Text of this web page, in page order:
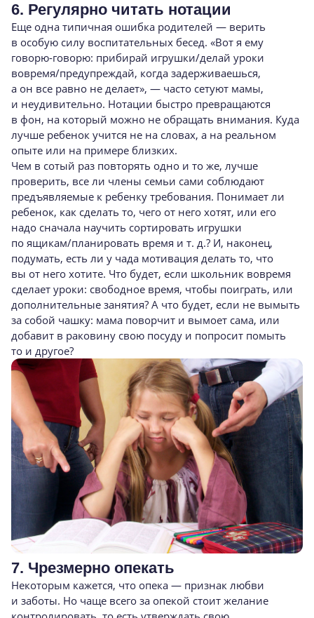
6. Регулярно читать нотации
Еще одна типичная ошибка родителей — верить
в особую силу воспитательных бесед. «Вот я ему
говорю-говорю: прибирай игрушки/делай уроки
вовремя/предупреждай, когда задерживаешься,
а он все равно не делает», — часто сетуют мамы,
и неудивительно. Нотации быстро превращаются
в фон, на который можно не обращать внимания. Куда
лучше ребенок учится не на словах, а на реальном
опыте или на примере близких.
Чем в сотый раз повторять одно и то же, лучше
проверить, все ли члены семьи сами соблюдают
предъявляемые к ребенку требования. Понимает ли
ребенок, как сделать то, чего от него хотят, или его
надо сначала научить сортировать игрушки
по ящикам/планировать время и т. д.? И, наконец,
подумать, есть ли у чада мотивация делать то, что
вы от него хотите. Что будет, если школьник вовремя
сделает уроки: свободное время, чтобы поиграть, или
дополнительные занятия? А что будет, если не вымыть
за собой чашку: мама поворчит и вымоет сама, или
добавит в раковину свою посуду и попросит помыть
то и другое?
7. Чрезмерно опекать
Некоторым кажется, что опека — признак любви
и заботы. Но чаще всего за опекой стоит желание